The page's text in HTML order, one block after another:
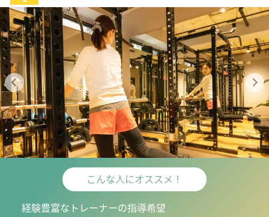
REAL WORKOUT(リアルワークアウト)​浦和店
BIANCA(ビアンカ)
Bump-Up(パンプアップ)
こんな人にオススメ！
経験豊富なトレーナーの指導希望